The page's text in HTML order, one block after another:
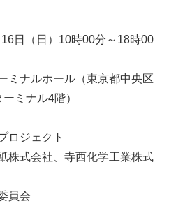
日（日）10時00分～18時00
ナルホール（東京都中央区
ミナル4階）
ジェクト
式会社、寺西化学工業株式
員会